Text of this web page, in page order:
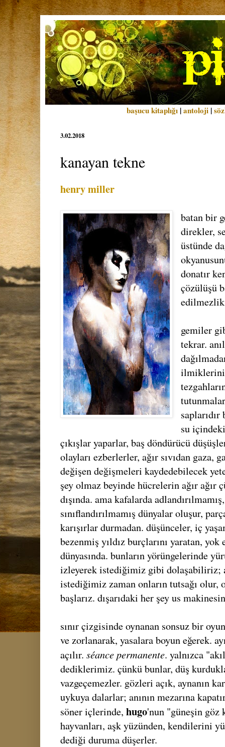
başucu kitaplığı |antoloji |
3.02.2018
kanayan tekne
henry miller
batan bir
direkler,
üstünde
donatır
çözülüşü
gemiler
tekrar.
ilmiklerini
su
çıkışlar yaparlar, baş döndürücü
olayları ezberlerler, ağır sıvıdan gaza,
değişen değişmeleri kaydedebilecek
şey olmaz beyinde hücrelerin ağır ağır
dışında. ama kafalarda
sınıflandırılmamış dünyalar oluşur,
karışırlar durmadan. düşünceler, iç
bezenmiş yıldız burçlarını yaratan,
dünyasında. bunların yörüngelerinde
izleyerek istediğimiz gibi dolaşabiliriz;
istediğimiz zaman onların tutsağı olur,
başlarız. dışarıdaki her şey us
sınır çizgisinde oynanan sonsuz bir
ve zorlanarak, yasalara boyun eğerek.
açılır. séance permanente. yalnızca
dediklerimiz. çünkü bunlar, düş
vazgeçemezler. gözleri açık, aynanın
uykuya dalarlar; anının mezarına
söner içlerinde, hugo'nun "güneşin göz
hayvanları, aşk yüzünden, kendilerini
dediği duruma düşerler.